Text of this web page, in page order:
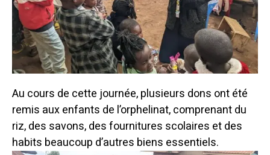
Au cours de cette journée, plusieurs dons ont été
remis aux enfants de l’orphelinat, comprenant du
riz, des savons, des fournitures scolaires et des
habits beaucoup d’autres biens essentiels.